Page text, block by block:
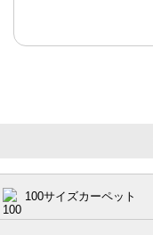
100サイズカーペット